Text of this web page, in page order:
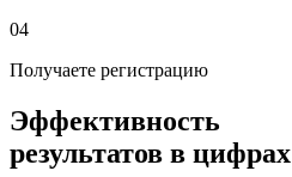
04
Получаете регистрацию
Эффективность
результатов в цифрах